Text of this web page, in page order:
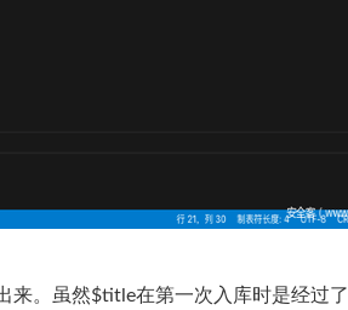
来。虽然$title在第一次入库时是经过了